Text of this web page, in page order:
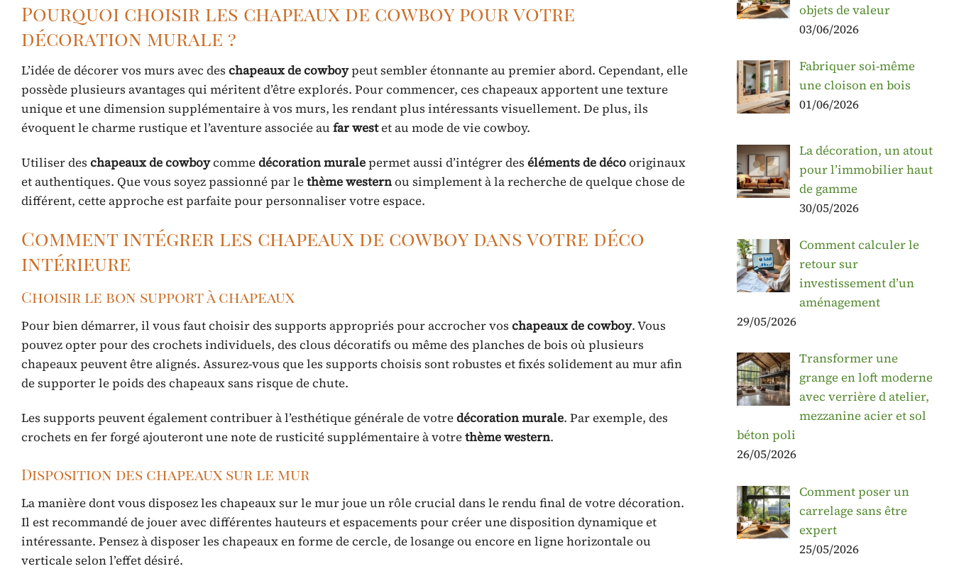
Pourquoi choisir les chapeaux de cowboy pour votre
décoration murale ?
L’idée de décorer vos murs avec des chapeaux de cowboypeut sembler étonnante au premier abord. Cependant, elle
possède plusieurs avantages qui méritent d’être explorés. Pour commencer, ces chapeaux apportent une texture
unique et une dimension supplémentaire à vos murs, les rendant plus intéressants visuellement. De plus, ils
évoquent le charme rustique et l’aventure associée au far westet au mode de vie cowboy.
Utiliser des chapeaux de cowboycommedécoration muralepermet aussi d’intégrer des éléments de décooriginaux
et authentiques. Que vous soyez passionné par lethème westernou simplement à la recherche de quelque chose de
différent, cette approche est parfaite pour personnaliser votre espace.
Comment intégrer les chapeaux de cowboy dans votre déco
intérieure
Choisir le bon support à chapeaux
Pour bien démarrer, il vous faut choisir des supports appropriés pour accrocher vos chapeaux de cowboy. Vous
pouvez opter pour des crochets individuels, des clous décoratifs ou même des planches de bois où plusieurs
chapeaux peuvent être alignés. Assurez-vous que les supports choisis sont robustes et fixés solidement au mur afin
de supporter le poids des chapeaux sans risque de chute.
Les supports peuvent également contribuer à l’esthétique générale de votredécoration murale. Par exemple, des
crochets en fer forgé ajouteront une note de rusticité supplémentaire à votrethème western.
Disposition des chapeaux sur le mur
La manière dont vous disposez les chapeaux sur le mur joue un rôle crucial dans le rendu final de votre décoration.
Il est recommandé de jouer avec différentes hauteurs et espacements pour créer une disposition dynamique et
intéressante. Pensez à disposer les chapeaux en forme de cercle, de losange ou encore en ligne horizontale ou
verticale selon l’effet désiré.
objets de valeur
03/06/2026
Fabriquer soi-même
une cloison en bois
01/06/2026
La décoration, un atout
pour l’immobilier haut
de gamme
30/05/2026
Comment calculer le
retour sur
investissement d’un
aménagement
29/05/2026
Transformer une
grange en loft moderne
avec verrière d atelier,
mezzanine acier et sol
béton poli
26/05/2026
Comment poser un
carrelage sans être
expert
25/05/2026